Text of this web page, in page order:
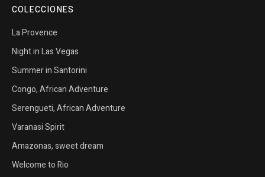
COLECCIONES
La Provence
Night in Las Vegas
Summer in Santorini
Congo, African Adventure
Serengueti, African Adventure
Varanasi Spirit
Amazonas, sweet dream
Welcome to Rio